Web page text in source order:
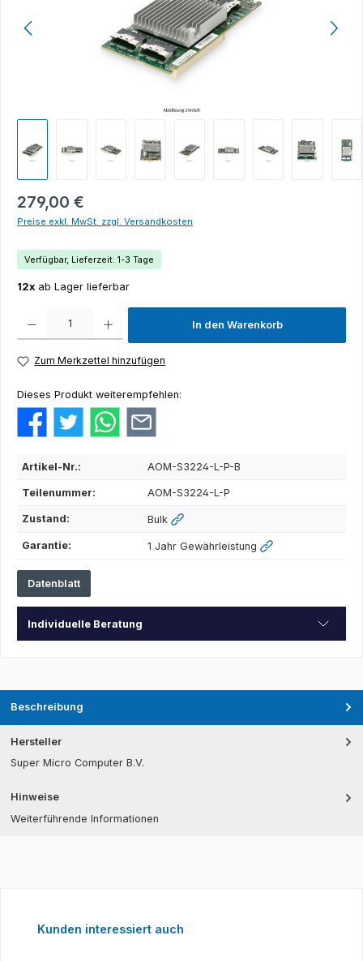
279,00 €
Preise exkl. MwSt. zzgl. Versandkosten
Verfügbar, Lieferzeit: 1-3 Tage
12x ab Lager lieferbar
In den Warenkorb
Zum Merkzettel hinzufügen
Dieses Produkt weiterempfehlen:
Artikel-Nr.: AOM-S3224-L-P-B
Teilenummer: AOM-S3224-L-P
Zustand: Bulk
Garantie: 1 Jahr Gewährleistung
Datenblatt
Individuelle Beratung
Beschreibung
Hersteller
Super Micro Computer B.V.
Hinweise
Weiterführende Informationen
Produktgalerie überspringen
Kunden interessiert auch